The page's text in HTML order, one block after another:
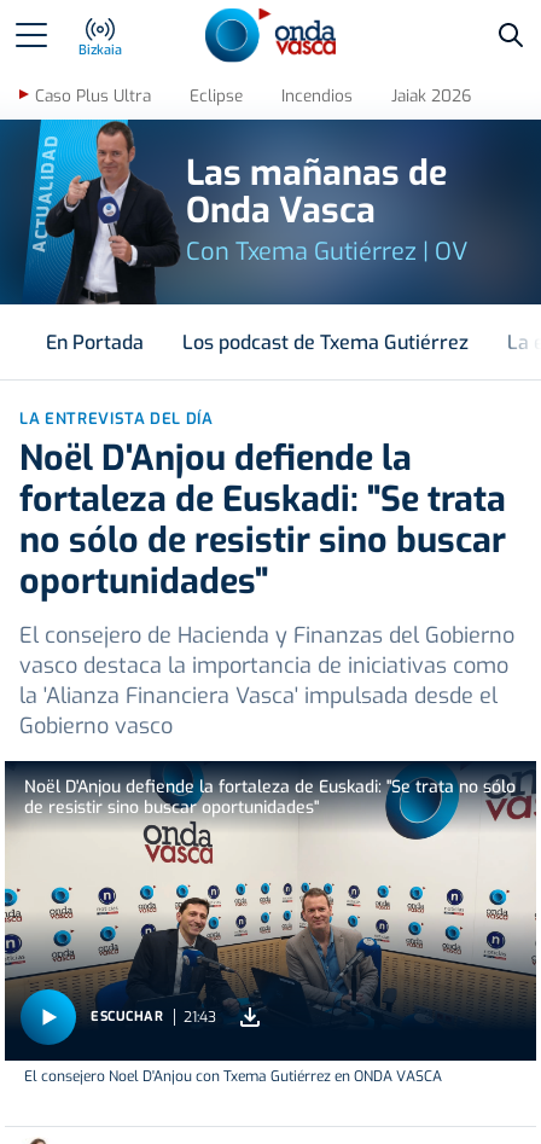
Bizkaia
Caso Plus Ultra Eclipse Incendios Jaiak 2026
ACTUALIDAD
Las mañanas de
Onda Vasca
Con Txema Gutiérrez | OV
En Portada Los podcast de Txema Gutiérrez La
LA ENTREVISTA DEL DÍA
Noël D'Anjou defiende la
fortaleza de Euskadi: "Se trata
no sólo de resistir sino buscar
oportunidades"
El consejero de Hacienda y Finanzas del Gobierno
vasco destaca la importancia de iniciativas como
la 'Alianza Financiera Vasca' impulsada desde el
Gobierno vasco
Noël D'Anjou defiende la fortaleza de Euskadi: "Se trata no sólo
de resistir sino buscar oportunidades"
ESCUCHAR 21:43
El consejero Noel D'Anjou con Txema Gutiérrez en ONDA VASCA